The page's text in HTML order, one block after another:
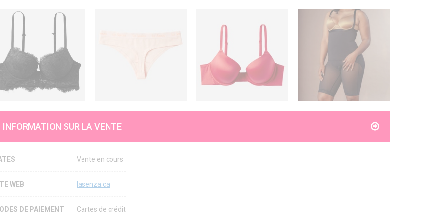
INFORMATION SUR LA VENTE
Vente en cours
WEB lasenza.ca
DE PAIEMENT Cartes de crédit